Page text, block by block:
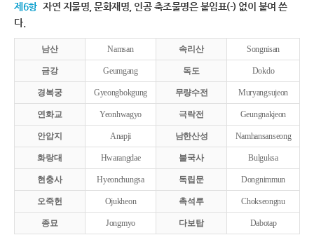
제6항 자연 지물명, 문화재명, 인공 축조물명은 붙임표(-) 없이 붙여 쓴
다.
남산 Namsan 속리산 Songnisan
금강 Geumgang 독도 Dokdo
경복궁 Gyeongbokgung 무량수전 Muryangsujeon
연화교 Yeonhwagyo 극락전 Geungnakjeon
안압지 Anapji 남한산성 Namhansanseong
화랑대 Hwarangdae 불국사 Bulguksa
현충사 Hyeonchungsa 독립문 Dongnimmun
오죽헌 Ojukheon 촉석루 Chokseongnu
종묘 Jongmyo 다보탑 Dabotap